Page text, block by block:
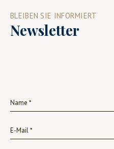
BLEIBEN SIE INFORMIERT
Newsletter